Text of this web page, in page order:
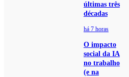
últimas três
décadas
há 7 horas
O impacto
social da IA
no trabalho
(e na